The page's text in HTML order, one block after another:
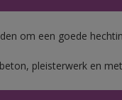
om een goede
pleisterwerk en